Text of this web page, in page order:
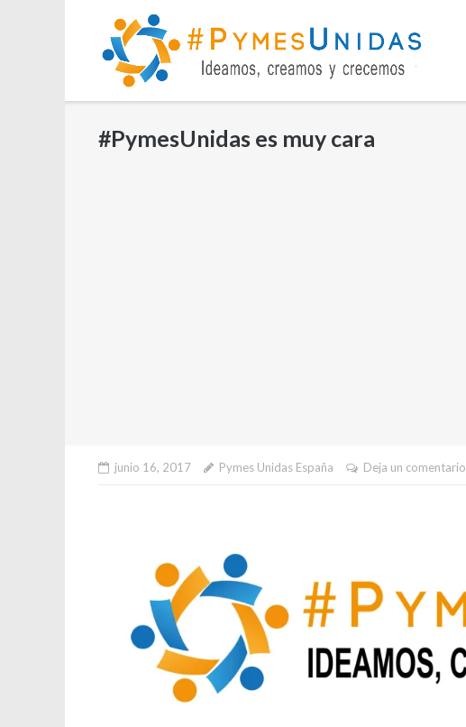
contenido
#PymesUnidas es muy cara
junio 16, 2017 Pymes Unidas España Deja un comentario